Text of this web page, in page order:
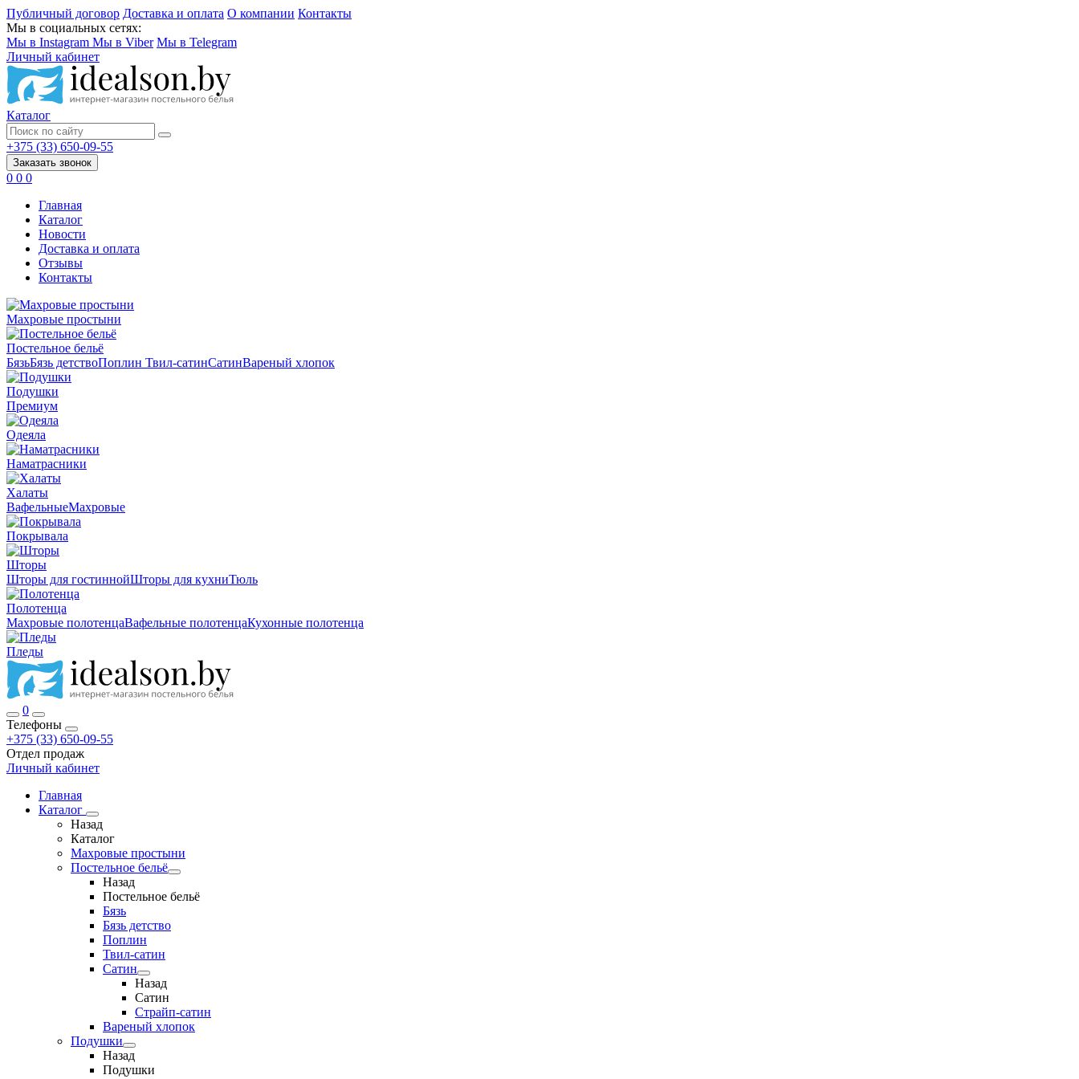
Публичный договор Доставка и оплата О компании Контакты
Мы в социальных сетях:
Мы в Instagram Мы в Viber Мы в Telegram
Личный кабинет
Каталог
+375 (33) 650-09-55
Заказать звонок
0 0 0
Главная
Каталог
Новости
Доставка и оплата
Отзывы
Контакты
Махровые простыни
Постельное бельё
БязьБязь детствоПоплин Твил-сатинСатинВареный хлопок
Подушки
Премиум
Одеяла
Наматрасники
Халаты
ВафельныеМахровые
Покрывала
Шторы
Шторы для гостиннойШторы для кухниТюль
Полотенца
Махровые полотенцаВафельные полотенцаКухонные полотенца
Пледы
0
Телефоны
+375 (33) 650-09-55
Отдел продаж
Личный кабинет
Главная
Каталог
Назад
Каталог
Махровые простыни
Постельное бельё
Назад
Постельное бельё
Бязь
Бязь детство
Поплин
Твил-сатин
Сатин
Назад
Сатин
Страйп-сатин
Вареный хлопок
Подушки
Назад
Подушки